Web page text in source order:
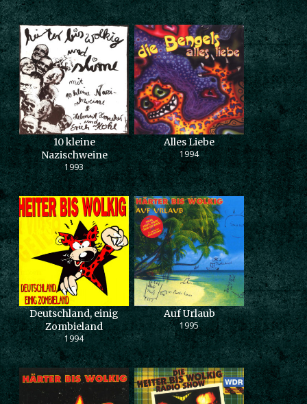
10 kleine
Nazischweine
1993
Alles Liebe
1994
Deutschland, einig
Zombieland
1994
Auf Urlaub
1995